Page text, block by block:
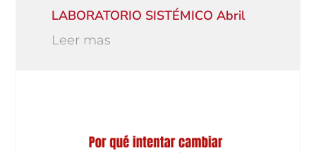
LABORATORIO SISTÉMICO Abril
Leer mas